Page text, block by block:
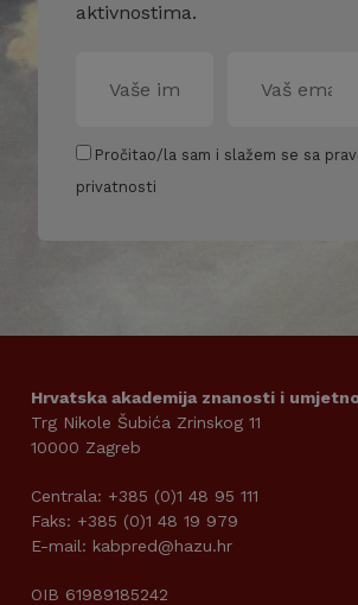
aktivnostima.
Pročitao/la sam i slažem se sa
privatnosti
Hrvatska akademija znanosti i
Trg Nikole Šubića Zrinskog 11
10000 Zagreb
Centrala: +385 (0)1 48 95 111
Faks: +385 (0)1 48 19 979
E-mail: kabpred@hazu.hr
OIB 61989185242